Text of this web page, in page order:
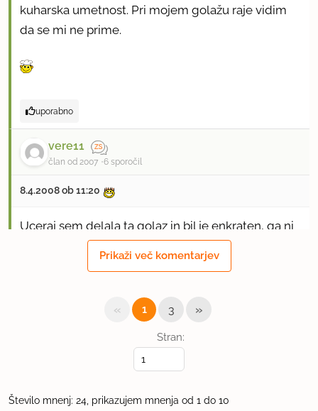
kuharska umetnost. Pri mojem golažu raje vidim
da se mi ne prime.
uporabno
vere11
član od 2007 6 sporočil
8.4.2008 ob 11:20
Uceraj sem delala ta golaz in bil je enkraten, ga ni
ostalo niti za vecerjo, tako hitro ga je zmanjkalo!
Matjaž ti si pa res faca:))))))))))
Prikaži več komentarjev
Stran:
« 1 3 »
Število mnenj: 24, prikazujem mnenja od 1 do 10